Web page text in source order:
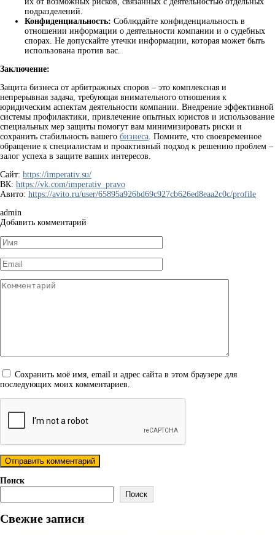
подразделений.
Конфиденциальность: Соблюдайте конфиденциальность в
отношении информации о деятельности компании и о судебных
спорах. Не допускайте утечки информации, которая может быть
использована против вас.
Заключение:
Защита бизнеса от арбитражных споров – это комплексная и
непрерывная задача, требующая внимательного отношения к
юридическим аспектам деятельности компании. Внедрение эффективной
системы профилактики, привлечение опытных юристов и использование
специальных мер защиты помогут вам минимизировать риски и
сохранить стабильность вашего бизнеса . Помните, что своевременное
обращение к специалистам и проактивный подход к решению проблем –
залог успеха в защите ваших интересов.
Сайт: https://imperativ.su/
ВК: https://vk.com/imperativ_pravo
Авито: https://avito.ru/user/65895a926bd69c927cb626ed8eaa2c0c/profile
admin
Добавить комментарий
Имя
*
Email
*
Комментарий
Сохранить моё имя, email и адрес сайта в этом браузере для
последующих моих комментариев.
Поиск
Поиск
Свежие записи